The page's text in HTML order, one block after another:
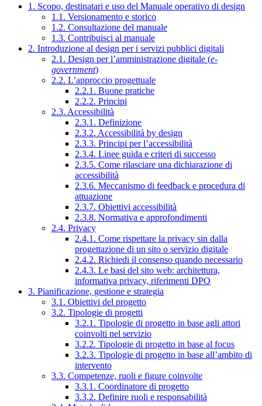
1. Scopo, destinatari e uso del Manuale operativo di design
1.1. Versionamento e storico
1.2. Consultazione del manuale
1.3. Contribuisci al manuale
2. Introduzione al design per i servizi pubblici digitali
2.1. Design per l’amministrazione digitale (e-
government)
2.2. L’approccio progettuale
2.2.1. Buone pratiche
2.2.2. Principi
2.3. Accessibilità
2.3.1. Definizione
2.3.2. Accessibilità by design
2.3.3. Principi per l’accessibilità
2.3.4. Linee guida e criteri di successo
2.3.5. Come rilasciare una dichiarazione di
accessibilità
2.3.6. Meccanismo di feedback e procedura di
attuazione
2.3.7. Obiettivi accessibilità
2.3.8. Normativa e approfondimenti
2.4. Privacy
2.4.1. Come rispettare la privacy sin dalla
progettazione di un sito o servizio digitale
2.4.2. Richiedi il consenso quando necessario
2.4.3. Le basi del sito web: architettura,
informativa privacy, riferimenti DPO
3. Pianificazione, gestione e strategia
3.1. Obiettivi del progetto
3.2. Tipologie di progetti
3.2.1. Tipologie di progetto in base agli attori
coinvolti nel servizio
3.2.2. Tipologie di progetto in base al focus
3.2.3. Tipologie di progetto in base all’ambito di
intervento
3.3. Competenze, ruoli e figure coinvolte
3.3.1. Coordinatore di progetto
3.3.2. Definire ruoli e responsabilità